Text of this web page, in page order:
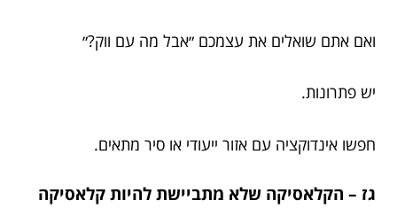
ואם אתם שואלים את עצמכם ״אבל מה עם ווק?״
יש פתרונות.
חפשו אינדוקציה עם אזור ייעודי או סיר מתאים.
גז – הקלאסיקה שלא מתביישת להיות קלאסיקה